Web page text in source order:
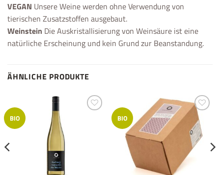
VEGAN Unsere Weine werden ohne Verwendung von
tierischen Zusatzstoffen ausgebaut.
Weinstein Die Auskristallisierung von Weinsäure ist eine
natürliche Erscheinung und kein Grund zur Beanstandung.
ÄHNLICHE PRODUKTE
BIO BIO
Add to
wishlist